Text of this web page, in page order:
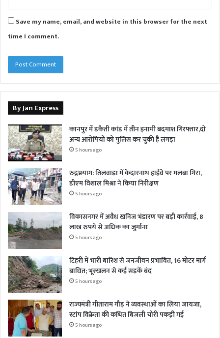
Save my name, email, and website in this browser for the next
time I comment.
By Jan Express
कानपुर में डकैती कांड में तीन इनामी बदमाश गिरफ्तार,दो
अन्य आरोपियों को पुलिस कर चुकी है लंगड़ा
5 hours ago
रुद्रप्रयाग: तिलवाड़ा में केदारनाथ हाईवे पर मलबा गिरा,
डीएम विशाल मिश्रा ने किया निरीक्षण
5 hours ago
विकासनगर में अवैध खनिज भंडारण पर बड़ी कार्रवाई, 8
लाख रुपये से अधिक का जुर्माना
5 hours ago
टिहरी में भारी बारिश से जनजीवन प्रभावित, 16 मोटर मार्ग
बाधित; भूस्खलन से कई सड़कें बंद
5 hours ago
राज्यमंत्री गीताराम गौड़ ने व्यवस्थाओं का लिया जायजा,
स्टांप विक्रेता की कथित बिजली चोरी पकड़ी गई
5 hours ago